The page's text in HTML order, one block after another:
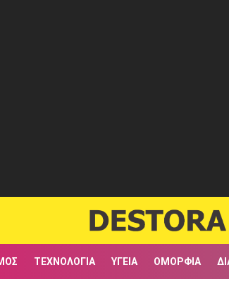
ΤΕΧΝΟΛΟΓΊΑ ΥΓΕΊΑ ΟΜΟΡΦΙΆ